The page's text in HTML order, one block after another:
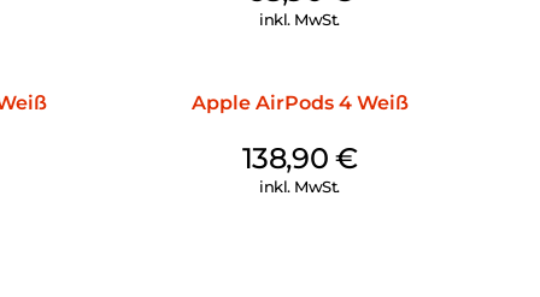
inkl. MwSt.
Apple AirPods 4 Weiß
138,90 €
inkl. MwSt.